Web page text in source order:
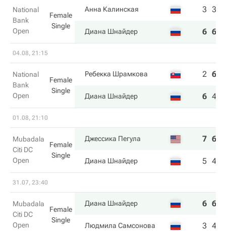
National
Bank
Open
Female
Single
Анна Калинская 3 3
Диана Шнайдер 6 6
04.08, 21:15
National
Bank
Open
Female
Single
Ребекка Шрамкова 2 6
Диана Шнайдер 6 4
01.08, 21:10
Mubadala
Citi DC
Open
Female
Single
Джессика Пегула 7 6
Диана Шнайдер 5 4
31.07, 23:40
Mubadala
Citi DC
Open
Female
Single
Диана Шнайдер 6 6
Людмила Самсонова 3 4